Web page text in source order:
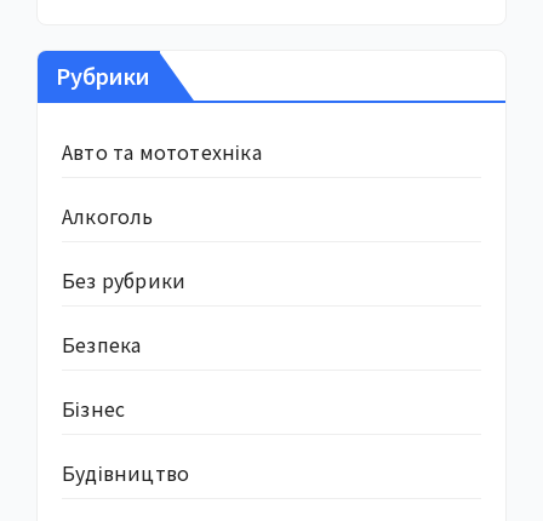
Рубрики
Авто та мототехніка
Алкоголь
Без рубрики
Безпека
Бізнес
Будівництво